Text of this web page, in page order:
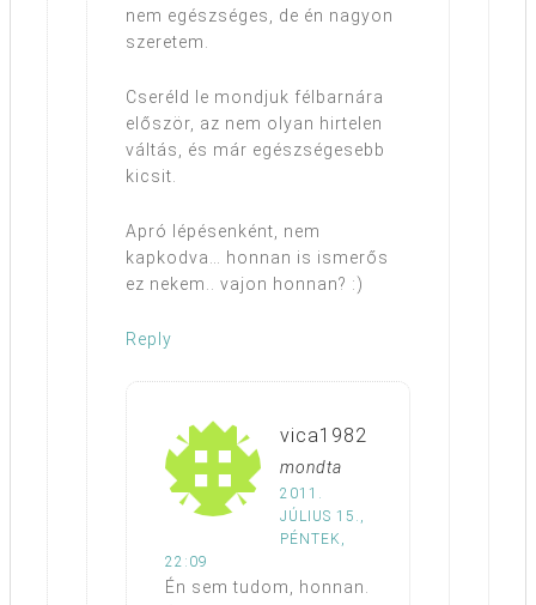
nem egészséges, de én nagyon
szeretem.
Cseréld le mondjuk félbarnára
először, az nem olyan hirtelen
váltás, és már egészségesebb
kicsit.
Apró lépésenként, nem
kapkodva… honnan is ismerős
ez nekem.. vajon honnan? :)
Reply
vica1982
mondta
2011.
JÚLIUS 15.,
PÉNTEK,
22:09
Én sem tudom, honnan.